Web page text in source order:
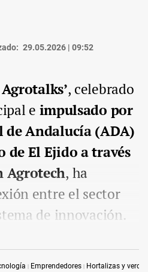
29.05.2026 | 09:52
Emprendedores Hortalizas y
, celebrado
e impulsado por
Andalucía (ADA)
de El Ejido a través
Agrotech, ha
entre el sector
de innovación.